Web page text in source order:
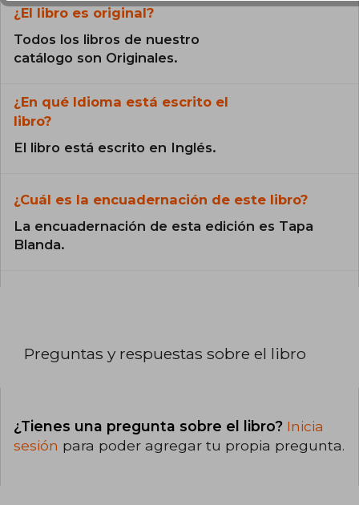
¿El libro es original?
Todos los libros de nuestro
catálogo son Originales.
¿En qué Idioma está escrito el
libro?
El libro está escrito en Inglés.
¿Cuál es la encuadernación de este libro?
La encuadernación de esta edición es Tapa
Blanda.
Preguntas y respuestas sobre el libro
¿Tienes una pregunta sobre el libro? Inicia
sesión para poder agregar tu propia pregunta.